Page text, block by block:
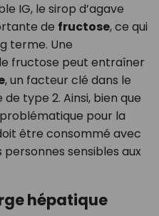
IG, le sirop d’agave
de fructose, ce qui
terme. Une
fructose peut entraîner
, un facteur clé dans le
type 2. Ainsi, bien que
pour la
être consommé avec
sensibles aux
hépatique